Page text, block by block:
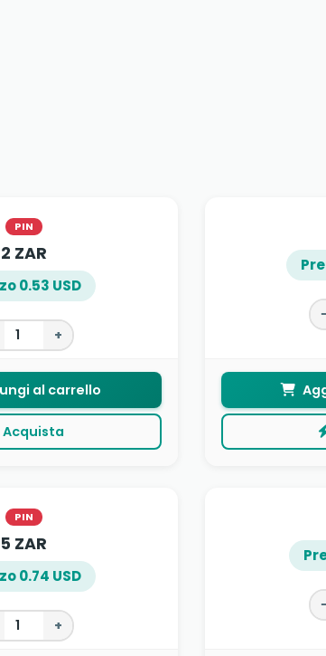
PIN
2 ZAR
0.53 USD
+
al carrello
Acquista
−
PIN
5 ZAR
0.74 USD
+
−